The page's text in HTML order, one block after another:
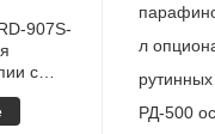
л
рутинных
РД-500
907S-
с